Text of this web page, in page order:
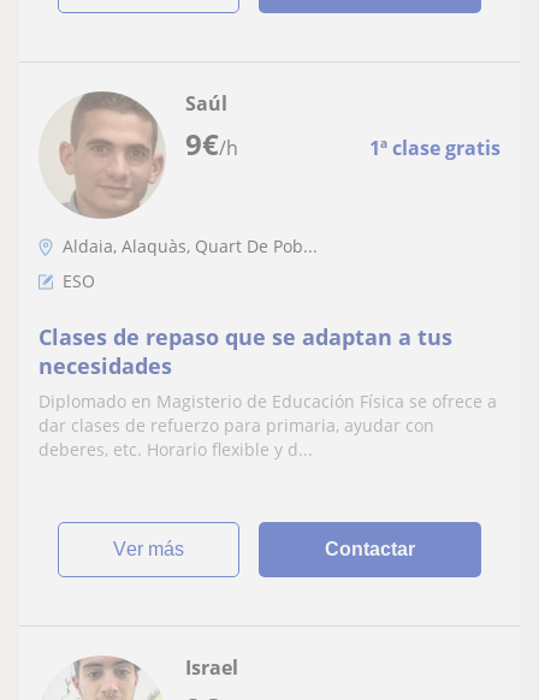
9€/h 1ª clase gratis
Saúl
Aldaia, Alaquàs, Quart De Pob...
ESO
Clases de repaso que se adaptan a tus
necesidades
Diplomado en Magisterio de Educación Física se ofrece a
dar clases de refuerzo para primaria, ayudar con
deberes, etc. Horario flexible y d...
ver más Contactar
Israel